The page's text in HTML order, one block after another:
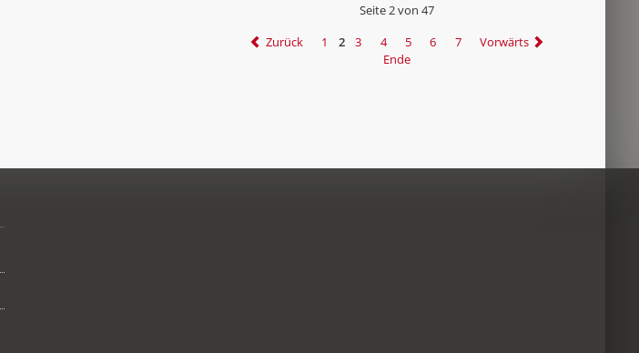
Seite 2 von 47
Zurück
1 2 3 4 5 6 7
Vorwärts
Ende